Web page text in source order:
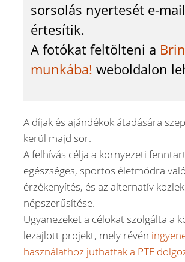
sorsolás nyertesét e-
értesítik.
A fotókat feltölteni a
munkába! weboldalon
A díjak és ajándékok átadására
kerül majd sor.
A felhívás célja a környezeti
egészséges, sportos életmódra való
érzékenyítés, és az alternatív
népszerűsítése.
Ugyanezeket a célokat szolgálta a
lezajlott projekt, mely révén
használathoz juthattak a PTE